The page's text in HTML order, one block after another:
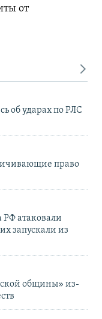
от
об ударах по РЛС
право
атаковали
запускали из
общины» из-